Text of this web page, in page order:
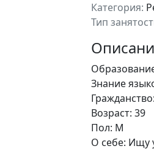
Категория:
Тип
Знание
Возраст: 39
Пол: М
О себе: Ищу